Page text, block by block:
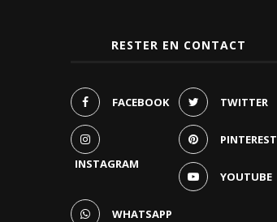
RESTER EN CONTACT
FACEBOOK TWITTER
INSTAGRAM
PINTEREST
YOUTUBE
WHATSAPP